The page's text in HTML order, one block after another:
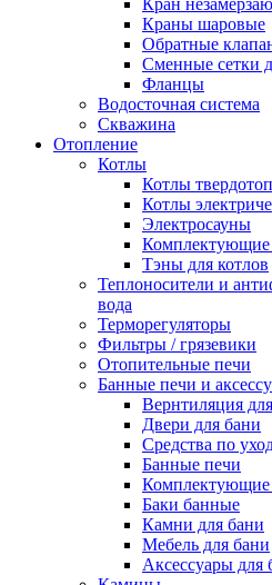
Краны шаровые
Обратные
Сменные сетки
Фланцы
Водосточная система
Скважина
Отопление
Котлы
Котлы
Котлы
Электросауны
Комплектующие
Тэны для котлов
Теплоносители и
вода
Терморегуляторы
Фильтры / грязевики
Отопительные печи
Банные печи и
Вернтиляция
Двери для бани
Средства по
Банные печи
Комплектующие
Баки банные
Камни для бани
Мебель для бани
Аксессуары для